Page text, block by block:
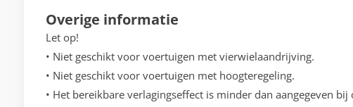
Overige informatie
Let op!
• Niet geschikt voor voertuigen met vierwielaandrijving.
• Niet geschikt voor voertuigen met hoogteregeling.
• Het bereikbare verlagingseffect is minder dan aangegeven